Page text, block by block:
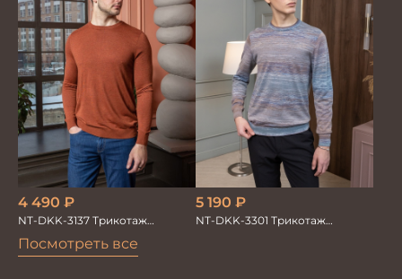
Посмотреть все
4 490 ₽
NT-DKK-3137 Трикотаж
5 190 ₽
NT-DKK-3301 Трикотаж